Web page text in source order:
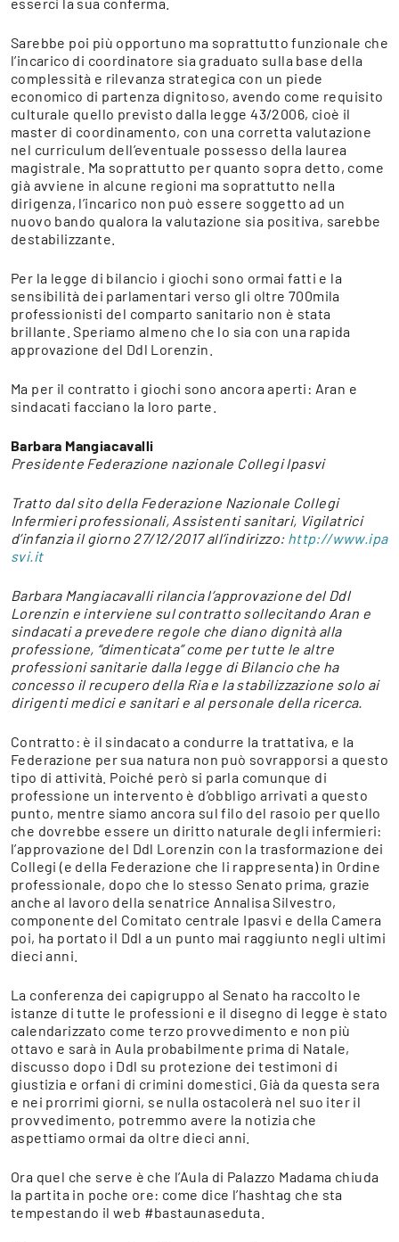
esserci la sua conferma.
Sarebbe poi più opportuno ma soprattutto funzionale che
l’incarico di coordinatore sia graduato sulla base della
complessità e rilevanza strategica con un piede
economico di partenza dignitoso, avendo come requisito
culturale quello previsto dalla legge 43/2006, cioè il
master di coordinamento, con una corretta valutazione
nel curriculum dell’eventuale possesso della laurea
magistrale. Ma soprattutto per quanto sopra detto, come
già avviene in alcune regioni ma soprattutto nella
dirigenza, l’incarico non può essere soggetto ad un
nuovo bando qualora la valutazione sia positiva, sarebbe
destabilizzante.
Per la legge di bilancio i giochi sono ormai fatti e la
sensibilità dei parlamentari verso gli oltre 700mila
professionisti del comparto sanitario non è stata
brillante. Speriamo almeno che lo sia con una rapida
approvazione del Ddl Lorenzin.
Ma per il contratto i giochi sono ancora aperti: Aran e
sindacati facciano la loro parte.
Barbara Mangiacavalli
Presidente Federazione nazionale Collegi Ipasvi
Tratto dal sito della Federazione Nazionale Collegi
Infermieri professionali, Assistenti sanitari, Vigilatrici
d’infanzia il giorno 27/12/2017 all’indirizzo: http://www.ipa
svi.it
Barbara Mangiacavalli rilancia l’approvazione del Ddl
Lorenzin e interviene sul contratto sollecitando Aran e
sindacati a prevedere regole che diano dignità alla
professione, “dimenticata” come per tutte le altre
professioni sanitarie dalla legge di Bilancio che ha
concesso il recupero della Ria e la stabilizzazione solo ai
dirigenti medici e sanitari e al personale della ricerca.
Contratto: è il sindacato a condurre la trattativa, e la
Federazione per sua natura non può sovrapporsi a questo
tipo di attività. Poiché però si parla comunque di
professione un intervento è d’obbligo arrivati a questo
punto, mentre siamo ancora sul filo del rasoio per quello
che dovrebbe essere un diritto naturale degli infermieri:
l’approvazione del Ddl Lorenzin con la trasformazione dei
Collegi (e della Federazione che li rappresenta) in Ordine
professionale, dopo che lo stesso Senato prima, grazie
anche al lavoro della senatrice Annalisa Silvestro,
componente del Comitato centrale Ipasvi e della Camera
poi, ha portato il Ddl a un punto mai raggiunto negli ultimi
dieci anni.
La conferenza dei capigruppo al Senato ha raccolto le
istanze di tutte le professioni e il disegno di legge è stato
calendarizzato come terzo provvedimento e non più
ottavo e sarà in Aula probabilmente prima di Natale,
discusso dopo i Ddl su protezione dei testimoni di
giustizia e orfani di crimini domestici. Già da questa sera
e nei prorrimi giorni, se nulla ostacolerà nel suo iter il
provvedimento, potremmo avere la notizia che
aspettiamo ormai da oltre dieci anni.
Ora quel che serve è che l’Aula di Palazzo Madama chiuda
la partita in poche ore: come dice l’hashtag che sta
tempestando il web #bastaunaseduta.